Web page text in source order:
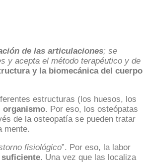
de las articulaciones; se
y acepta el método terapéutico y de
y la biomecánica del cuerpo
estructuras (los huesos, los
organismo. Por eso, los osteópatas
de la osteopatía se pueden tratar
mente.
fisiológico”. Por eso, la labor
. Una vez que las localiza